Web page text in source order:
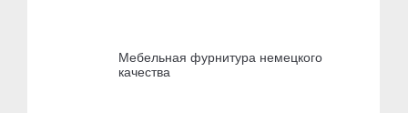
Мебельная фурнитура немецкого
качества